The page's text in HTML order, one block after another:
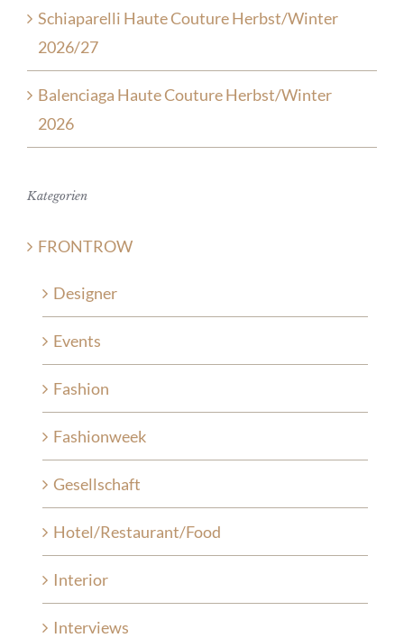
Schiaparelli Haute Couture Herbst/Winter
2026/27
Balenciaga Haute Couture Herbst/Winter
2026
Kategorien
FRONTROW
Designer
Events
Fashion
Fashionweek
Gesellschaft
Hotel/Restaurant/Food
Interior
Interviews